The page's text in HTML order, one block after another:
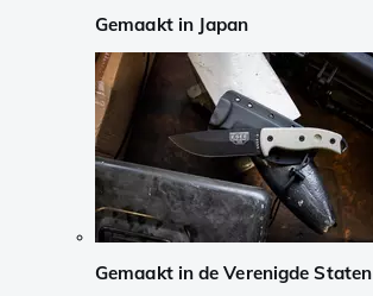
Gemaakt in Japan
Gemaakt in de Verenigde Staten